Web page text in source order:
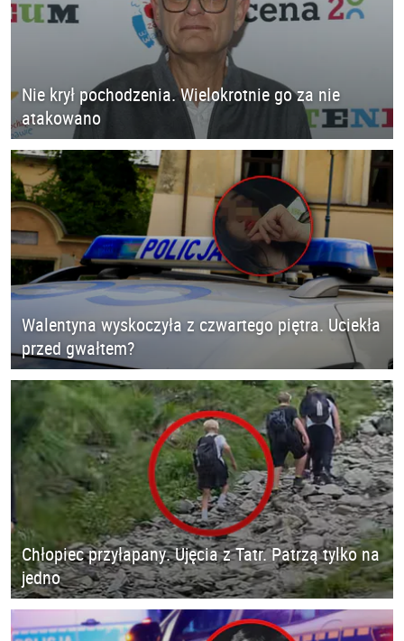
Nie krył pochodzenia. Wielokrotnie go za nie
atakowano
Walentyna wyskoczyła z czwartego piętra. Uciekła
przed gwałtem?
Chłopiec przyłapany. Ujęcia z Tatr. Patrzą tylko na
jedno